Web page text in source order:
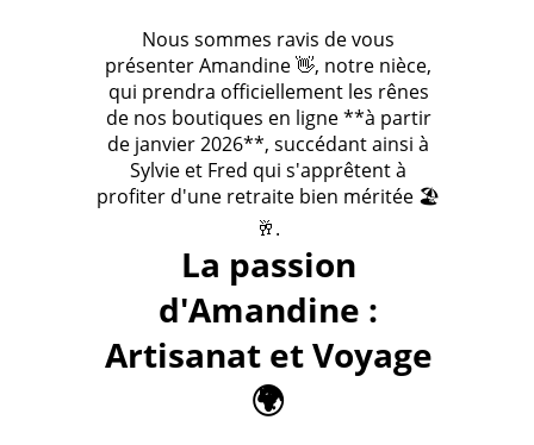
Nous sommes ravis de vous
présenter Amandine 👋, notre nièce,
qui prendra officiellement les rênes
de nos boutiques en ligne **à partir
de janvier 2026**, succédant ainsi à
Sylvie et Fred qui s'apprêtent à
profiter d'une retraite bien méritée 🏖️
🥂.
La passion
d'Amandine :
Artisanat et Voyage
🌍